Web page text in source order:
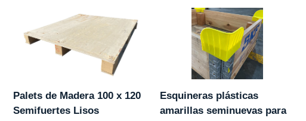
Palets de Madera 100 x 120
Semifuertes Lisos
Esquineras plásticas
amarillas seminuevas para